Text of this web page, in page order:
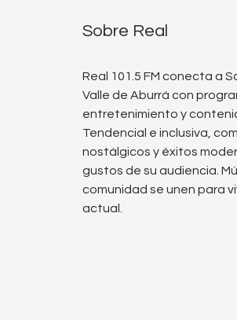
Sobre Real
Real 101.5 FM conecta a
Valle de Aburrá con
entretenimiento y
Tendencial e inclusiva,
nostálgicos y éxitos
gustos de su audiencia.
comunidad se unen para
actual.